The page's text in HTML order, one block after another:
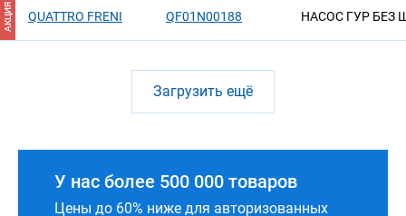
АКЦИЯ QUATTRO FRENI QF01N00188 НАСОС ГУР БЕЗ
Загрузить ещё
У нас более 500 000 товаров
Цены до 60% ниже для авторизованных